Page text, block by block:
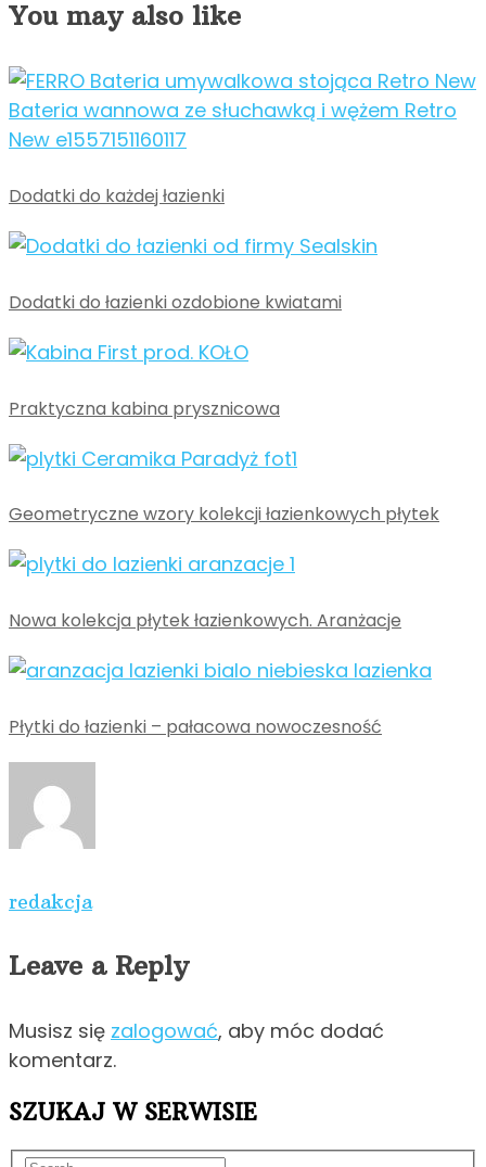
You may also like
Dodatki do każdej łazienki
Dodatki do łazienki ozdobione kwiatami
Praktyczna kabina prysznicowa
Geometryczne wzory kolekcji łazienkowych płytek
Nowa kolekcja płytek łazienkowych. Aranżacje
Płytki do łazienki – pałacowa nowoczesność
redakcja
Leave a Reply
Musisz się zalogować, aby móc dodać
komentarz.
SZUKAJ W SERWISIE